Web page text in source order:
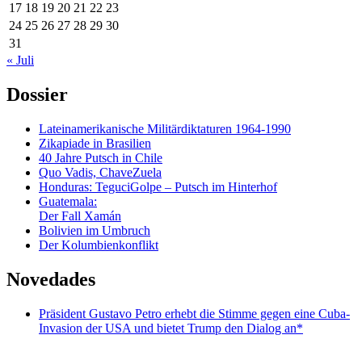
17 18 19 20 21 22 23
24 25 26 27 28 29 30
31
« Juli
Dossier
Lateinamerikanische Militärdiktaturen 1964-1990
Zikapiade in Brasilien
40 Jahre Putsch in Chile
Quo Vadis, ChaveZuela
Honduras: TeguciGolpe – Putsch im Hinterhof
Guatemala:
Der Fall Xamán
Bolivien im Umbruch
Der Kolumbienkonflikt
Novedades
Präsident Gustavo Petro erhebt die Stimme gegen eine Cuba-
Invasion der USA und bietet Trump den Dialog an*